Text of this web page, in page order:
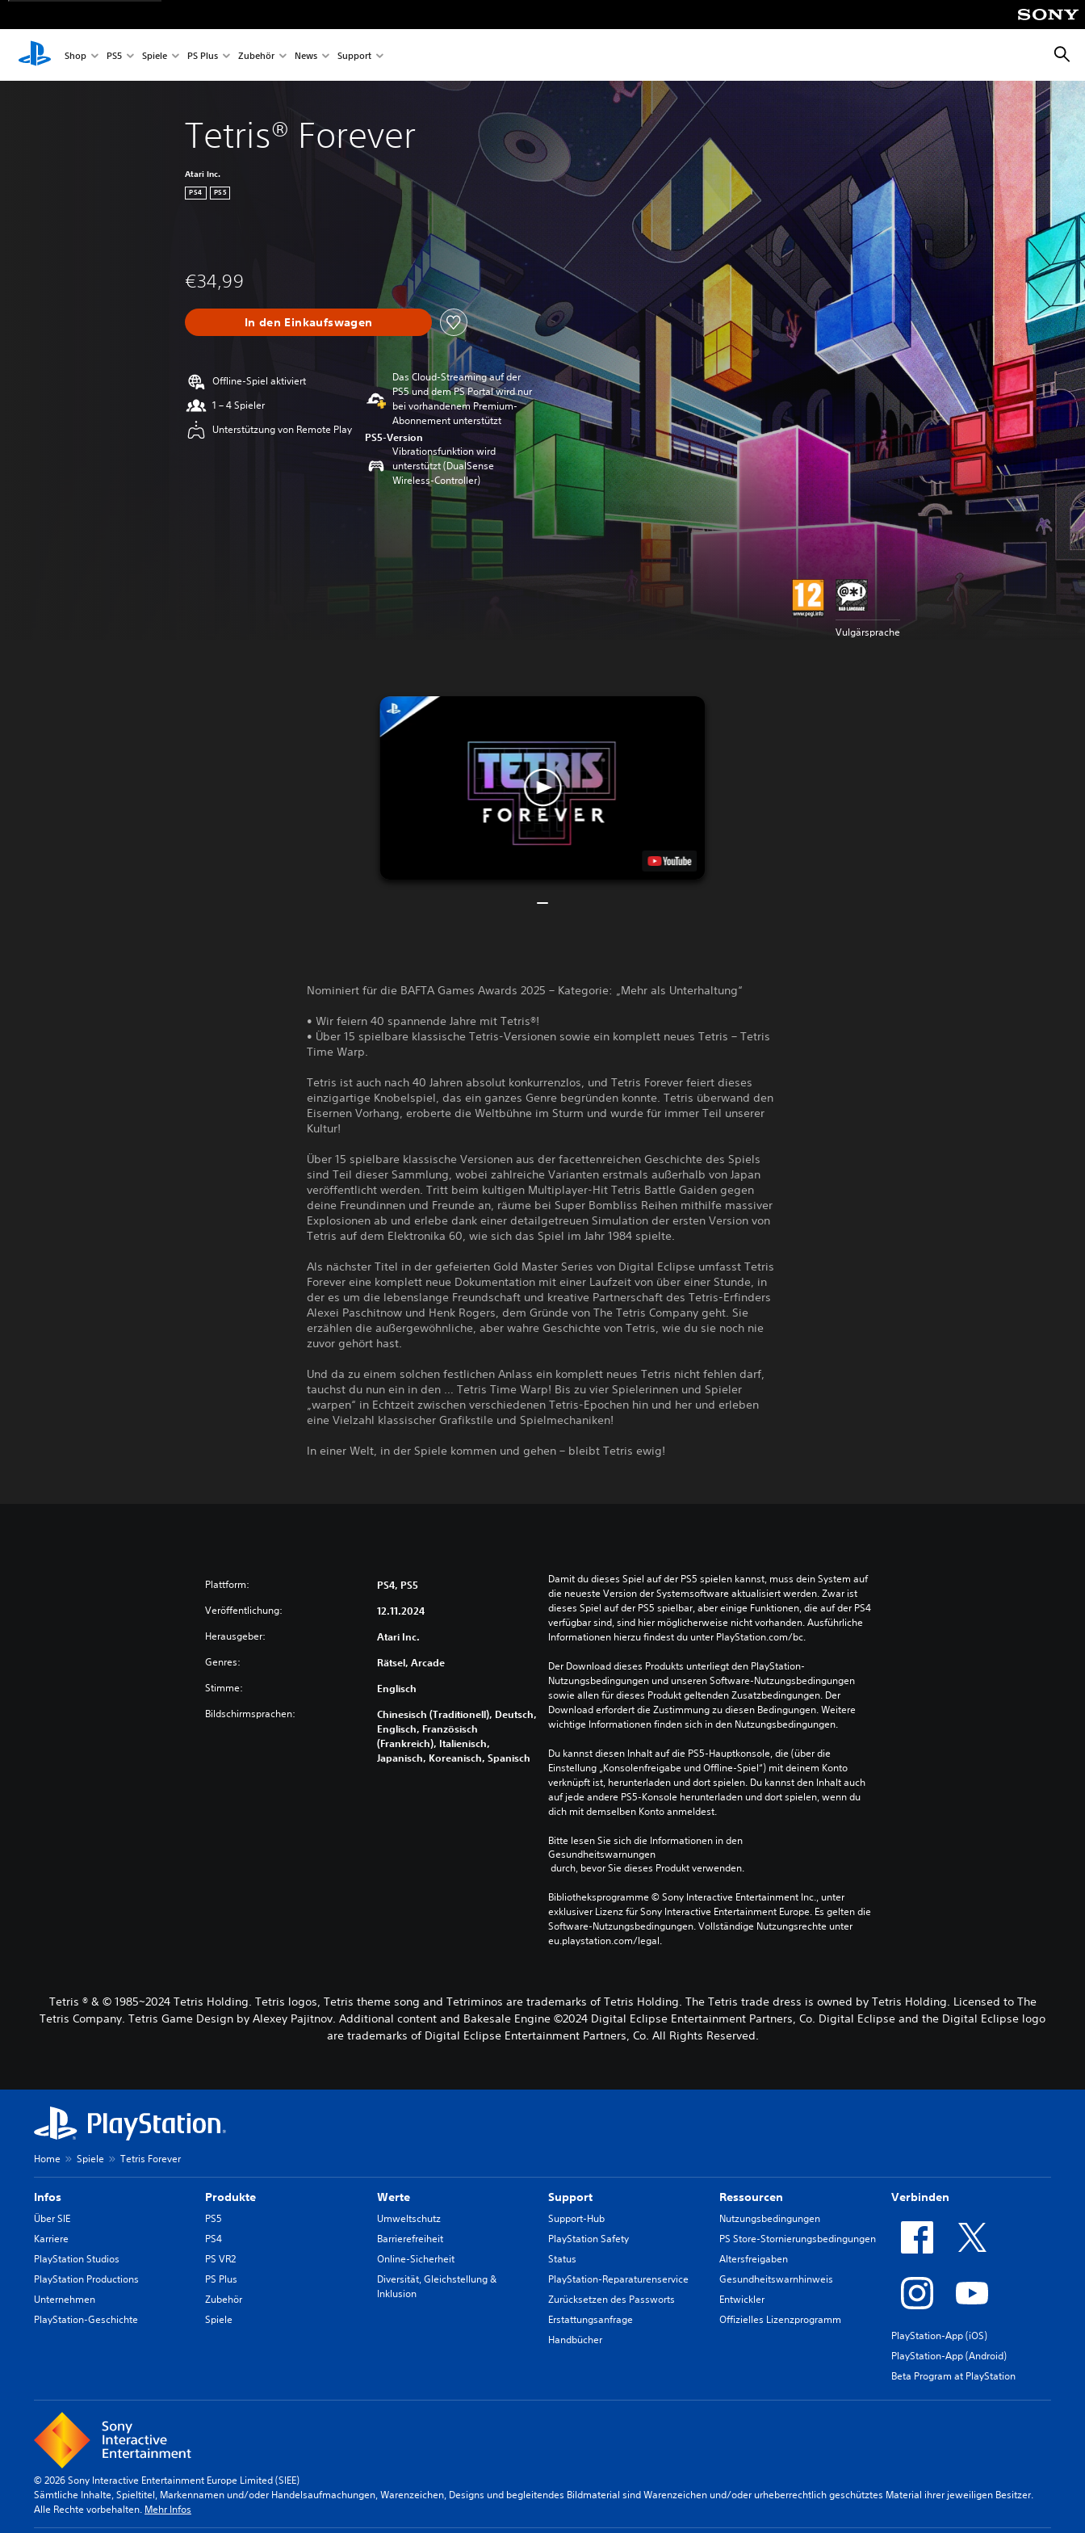
Shop PS5 Spiele PS Plus Zubehör News Support
Tetris® Forever
Atari Inc.
PS4 PS5
€34,99
In den Einkaufswagen
Offline-Spiel aktiviert
1 – 4 Spieler
Unterstützung von Remote Play
Das Cloud-Streaming auf der
PS5 und dem PS Portal wird nur
bei vorhandenem Premium-
Abonnement unterstützt
PS5-Version
Vibrationsfunktion wird
unterstützt (DualSense
Wireless-Controller)
Vulgärsprache
Nominiert für die BAFTA Games Awards 2025 – Kategorie: „Mehr als Unterhaltung“
• Wir feiern 40 spannende Jahre mit Tetris®!
• Über 15 spielbare klassische Tetris-Versionen sowie ein komplett neues Tetris – Tetris
Time Warp.
Tetris ist auch nach 40 Jahren absolut konkurrenzlos, und Tetris Forever feiert dieses
einzigartige Knobelspiel, das ein ganzes Genre begründen konnte. Tetris überwand den
Eisernen Vorhang, eroberte die Weltbühne im Sturm und wurde für immer Teil unserer
Kultur!
Über 15 spielbare klassische Versionen aus der facettenreichen Geschichte des Spiels
sind Teil dieser Sammlung, wobei zahlreiche Varianten erstmals außerhalb von Japan
veröffentlicht werden. Tritt beim kultigen Multiplayer-Hit Tetris Battle Gaiden gegen
deine Freundinnen und Freunde an, räume bei Super Bombliss Reihen mithilfe massiver
Explosionen ab und erlebe dank einer detailgetreuen Simulation der ersten Version von
Tetris auf dem Elektronika 60, wie sich das Spiel im Jahr 1984 spielte.
Als nächster Titel in der gefeierten Gold Master Series von Digital Eclipse umfasst Tetris
Forever eine komplett neue Dokumentation mit einer Laufzeit von über einer Stunde, in
der es um die lebenslange Freundschaft und kreative Partnerschaft des Tetris-Erfinders
Alexei Paschitnow und Henk Rogers, dem Gründe von The Tetris Company geht. Sie
erzählen die außergewöhnliche, aber wahre Geschichte von Tetris, wie du sie noch nie
zuvor gehört hast.
Und da zu einem solchen festlichen Anlass ein komplett neues Tetris nicht fehlen darf,
tauchst du nun ein in den … Tetris Time Warp! Bis zu vier Spielerinnen und Spieler
„warpen“ in Echtzeit zwischen verschiedenen Tetris-Epochen hin und her und erleben
eine Vielzahl klassischer Grafikstile und Spielmechaniken!
In einer Welt, in der Spiele kommen und gehen – bleibt Tetris ewig!
Plattform: PS4, PS5
Veröffentlichung: 12.11.2024
Herausgeber: Atari Inc.
Genres: Rätsel, Arcade
Stimme: Englisch
Bildschirmsprachen:
Chinesisch (Traditionell), Deutsch,
Englisch, Französisch
(Frankreich), Italienisch,
Japanisch, Koreanisch, Spanisch
Damit du dieses Spiel auf der PS5 spielen kannst, muss dein System auf
die neueste Version der Systemsoftware aktualisiert werden. Zwar ist
dieses Spiel auf der PS5 spielbar, aber einige Funktionen, die auf der PS4
verfügbar sind, sind hier möglicherweise nicht vorhanden. Ausführliche
Informationen hierzu findest du unter PlayStation.com/bc.
Der Download dieses Produkts unterliegt den PlayStation-
Nutzungsbedingungen und unseren Software-Nutzungsbedingungen
sowie allen für dieses Produkt geltenden Zusatzbedingungen. Der
Download erfordert die Zustimmung zu diesen Bedingungen. Weitere
wichtige Informationen finden sich in den Nutzungsbedingungen.
Du kannst diesen Inhalt auf die PS5-Hauptkonsole, die (über die
Einstellung „Konsolenfreigabe und Offline-Spiel“) mit deinem Konto
verknüpft ist, herunterladen und dort spielen. Du kannst den Inhalt auch
auf jede andere PS5-Konsole herunterladen und dort spielen, wenn du
dich mit demselben Konto anmeldest.
Bitte lesen Sie sich die Informationen in den
Gesundheitswarnungen
durch, bevor Sie dieses Produkt verwenden.
Bibliotheksprogramme © Sony Interactive Entertainment Inc., unter
exklusiver Lizenz für Sony Interactive Entertainment Europe. Es gelten die
Software-Nutzungsbedingungen. Vollständige Nutzungsrechte unter
eu.playstation.com/legal.
Tetris ® & © 1985~2024 Tetris Holding. Tetris logos, Tetris theme song and Tetriminos are trademarks of Tetris Holding. The Tetris trade dress is owned by Tetris Holding. Licensed to The
Tetris Company. Tetris Game Design by Alexey Pajitnov. Additional content and Bakesale Engine ©2024 Digital Eclipse Entertainment Partners, Co. Digital Eclipse and the Digital Eclipse logo
are trademarks of Digital Eclipse Entertainment Partners, Co. All Rights Reserved.
Home Spiele Tetris Forever
Infos
Über SIE
Karriere
PlayStation Studios
PlayStation Productions
Unternehmen
PlayStation-Geschichte
Produkte
PS5
PS4
PS VR2
PS Plus
Zubehör
Spiele
Werte
Umweltschutz
Barrierefreiheit
Online-Sicherheit
Diversität, Gleichstellung &
Inklusion
Support
Support-Hub
PlayStation Safety
Status
PlayStation-Reparaturenservice
Zurücksetzen des Passworts
Erstattungsanfrage
Handbücher
Ressourcen
Nutzungsbedingungen
PS Store-Stornierungsbedingungen
Altersfreigaben
Gesundheitswarnhinweis
Entwickler
Offizielles Lizenzprogramm
Verbinden
PlayStation-App (iOS)
PlayStation-App (Android)
Beta Program at PlayStation
© 2026 Sony Interactive Entertainment Europe Limited (SIEE)
Sämtliche Inhalte, Spieltitel, Markennamen und/oder Handelsaufmachungen, Warenzeichen, Designs und begleitendes Bildmaterial sind Warenzeichen und/oder urheberrechtlich geschütztes Material ihrer jeweiligen Besitzer.
Alle Rechte vorbehalten. Mehr Infos